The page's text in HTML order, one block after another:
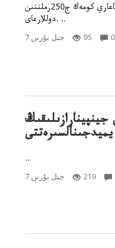
اقش قورقورعانىسنيسترلىگىمينيسترلىگى250 ملن دوللۋكرايناعاري كومەك ج250رملننىن
دوللارعاى. ..
7 جىل بۇرىن 95 0
..
7 جىل بۇرىن 219